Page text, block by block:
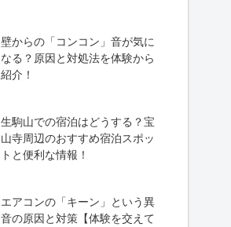
壁からの「コンコン」音が気に
なる？原因と対処法を体験から
紹介！
生駒山での宿泊はどうする？宝
山寺周辺のおすすめ宿泊スポッ
トと便利な情報！
エアコンの「キーン」という異
音の原因と対策【体験を交えて